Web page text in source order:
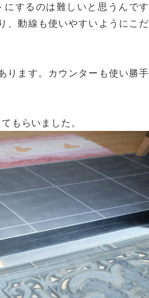
するのは難しいと思うんです
、動線も使いやすいようにこだ
ります。カウンターも使い勝手
もらいました。